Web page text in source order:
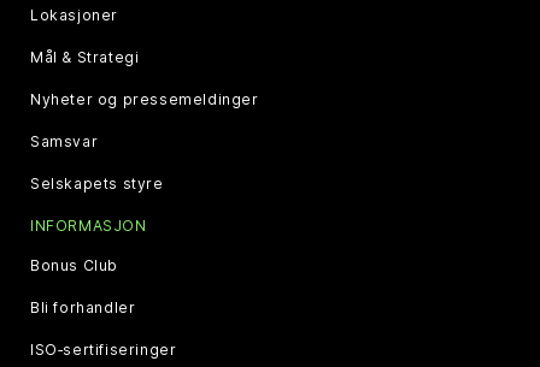
Lokasjoner
Mål & Strategi
Nyheter og pressemeldinger
Samsvar
Selskapets styre
INFORMASJON
Bonus Club
Bli forhandler
ISO‑sertifiseringer